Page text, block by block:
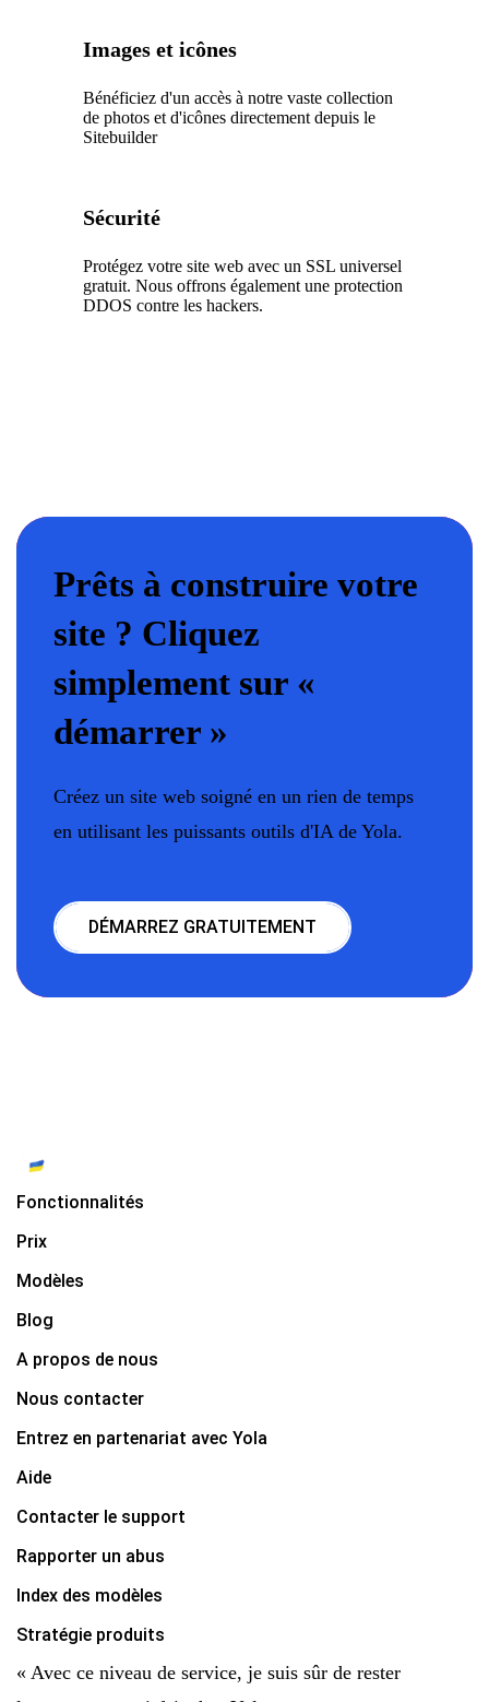
Images et icônes
Bénéficiez d'un accès à notre vaste collection
de photos et d'icônes directement depuis le
Sitebuilder
Sécurité
Protégez votre site web avec un SSL universel
gratuit. Nous offrons également une protection
DDOS contre les hackers.
Prêts à construire votre
site ? Cliquez
simplement sur «
démarrer »
Créez un site web soigné en un rien de temps
en utilisant les puissants outils d'IA de Yola.
DÉMARREZ GRATUITEMENT
Fonctionnalités
Prix
Modèles
Blog
A propos de nous
Nous contacter
Entrez en partenariat avec Yola
Aide
Contacter le support
Rapporter un abus
Index des modèles
Stratégie produits
« Avec ce niveau de service, je suis sûr de rester